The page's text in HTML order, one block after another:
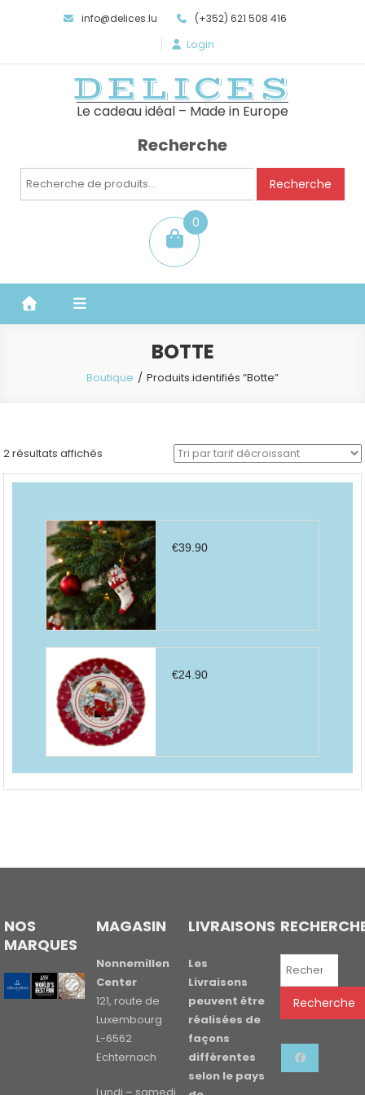
info@delices.lu (+352) 621 508 416
Login
DELICES
Le cadeau idéal – Made in Europe
Recherche
Recherche
Recherche
0
item
BOTTE
Boutique Produits identifiés “Botte”
2 résultats affichés
par
€39.90
€24.90
NOS
MARQUES
MAGASIN
Nonnemillen
Center
121, route de
Luxembourg
L-6562
Echternach
LIVRAISONS
Les
Livraisons
peuvent être
réalisées de
façons
différentes
selon le pays
Recherche
Recherche